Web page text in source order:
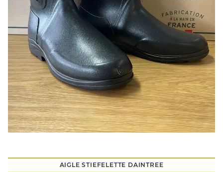
AIGLE STIEFELETTE DAINTREE